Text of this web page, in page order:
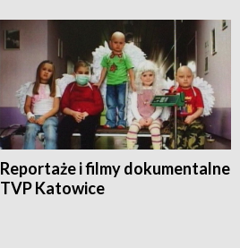
Reportaże i filmy dokumentalne
TVP Katowice